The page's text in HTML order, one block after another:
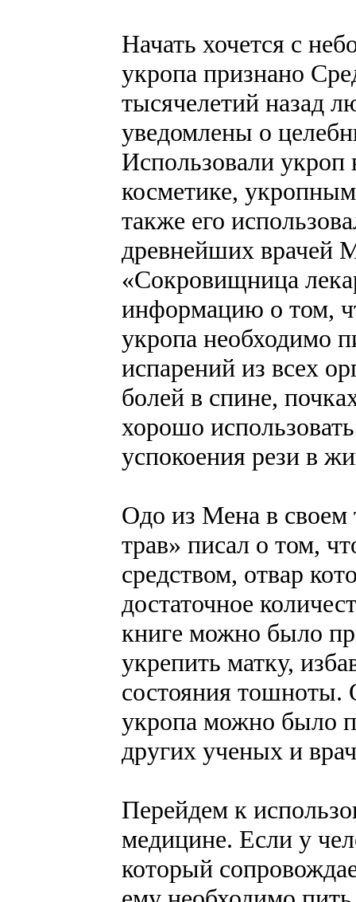
Начать хочется с
укропа признано
тысячелетий назад
уведомлены о
Использовали укроп
косметике,
также его
древнейших врачей
«Сокровищница
информацию о том,
укропа необходимо
испарений из всех
болей в спине,
хорошо
успокоения рези в
Одо из Мена в своем
трав» писал о том,
средством, отвар
достаточное
книге можно было
укрепить матку,
состояния тошноты.
укропа можно было
других ученых и
Перейдем к
медицине. Если у
который